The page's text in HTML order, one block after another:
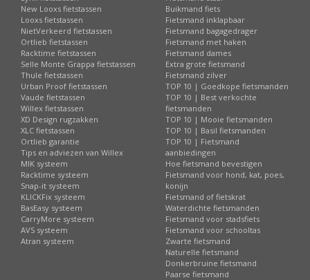
New Looxs fietstassen
Looxs fietstassen
NietVerkeerd fietstassen
Ortlieb fietstassen
Racktime fietstassen
Selle Monte Grappa fietstassen
Thule fietstassen
Urban Proof fietstassen
Vaude fietstassen
Willex fietstassen
XD Design rugzakken
XLC fietstassen
Ortlieb garantie
Tips en adviezen van Willex
MIK systeem
Racktime systeem
Snap-it systeem
KLICKFix systeem
BasEasy systeem
CarryMore systeem
AVS systeem
Atran systeem
Buikmand fiets
Fietsmand inklapbaar
Fietsmand bagagedrager
Fietsmand met haken
Fietsmand dames
Extra grote fietsmand
Fietsmand zilver
TOP 10 | Goedkope fietsmanden
TOP 10 | Best verkochte
fietsmanden
TOP 10 | Mooie fietsmanden
TOP 10 | Basil fietsmanden
TOP 10 | Fietsmand
aanbiedingen
Hoe fietsmand bevestigen
Fietsmand voor hond, kat, poes,
konijn
Fietsmand of fietskrat
Waterdichte fietsmanden
Fietsmand voor stadsfiets
Fietsmand voor schooltas
Zwarte fietsmand
Naturelle fietsmand
Donkerbruine fietsmand
Paarse fietsmand